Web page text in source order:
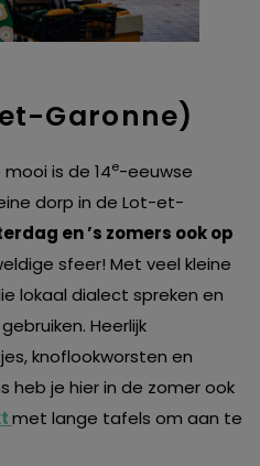
Garonne)
is de 14e-eeuwse
dorp in de Lot-et-
en ’s zomers ook op
sfeer! Met veel kleine
lokaal dialect spreken en
Heerlijk
knoflookworsten en
heb je hier in de zomer ook
met lange tafels om aan te